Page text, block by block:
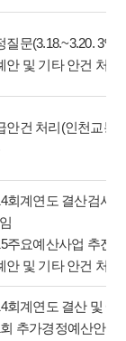
질문(3.18.~3.20. 3일
안 및 기타 안건 처리
안건 처리(인천교통
회계연도 결산검사
주요예산사업 추진
안 및 기타 안건 처리
회계연도 결산 및 예
추가경정예산안